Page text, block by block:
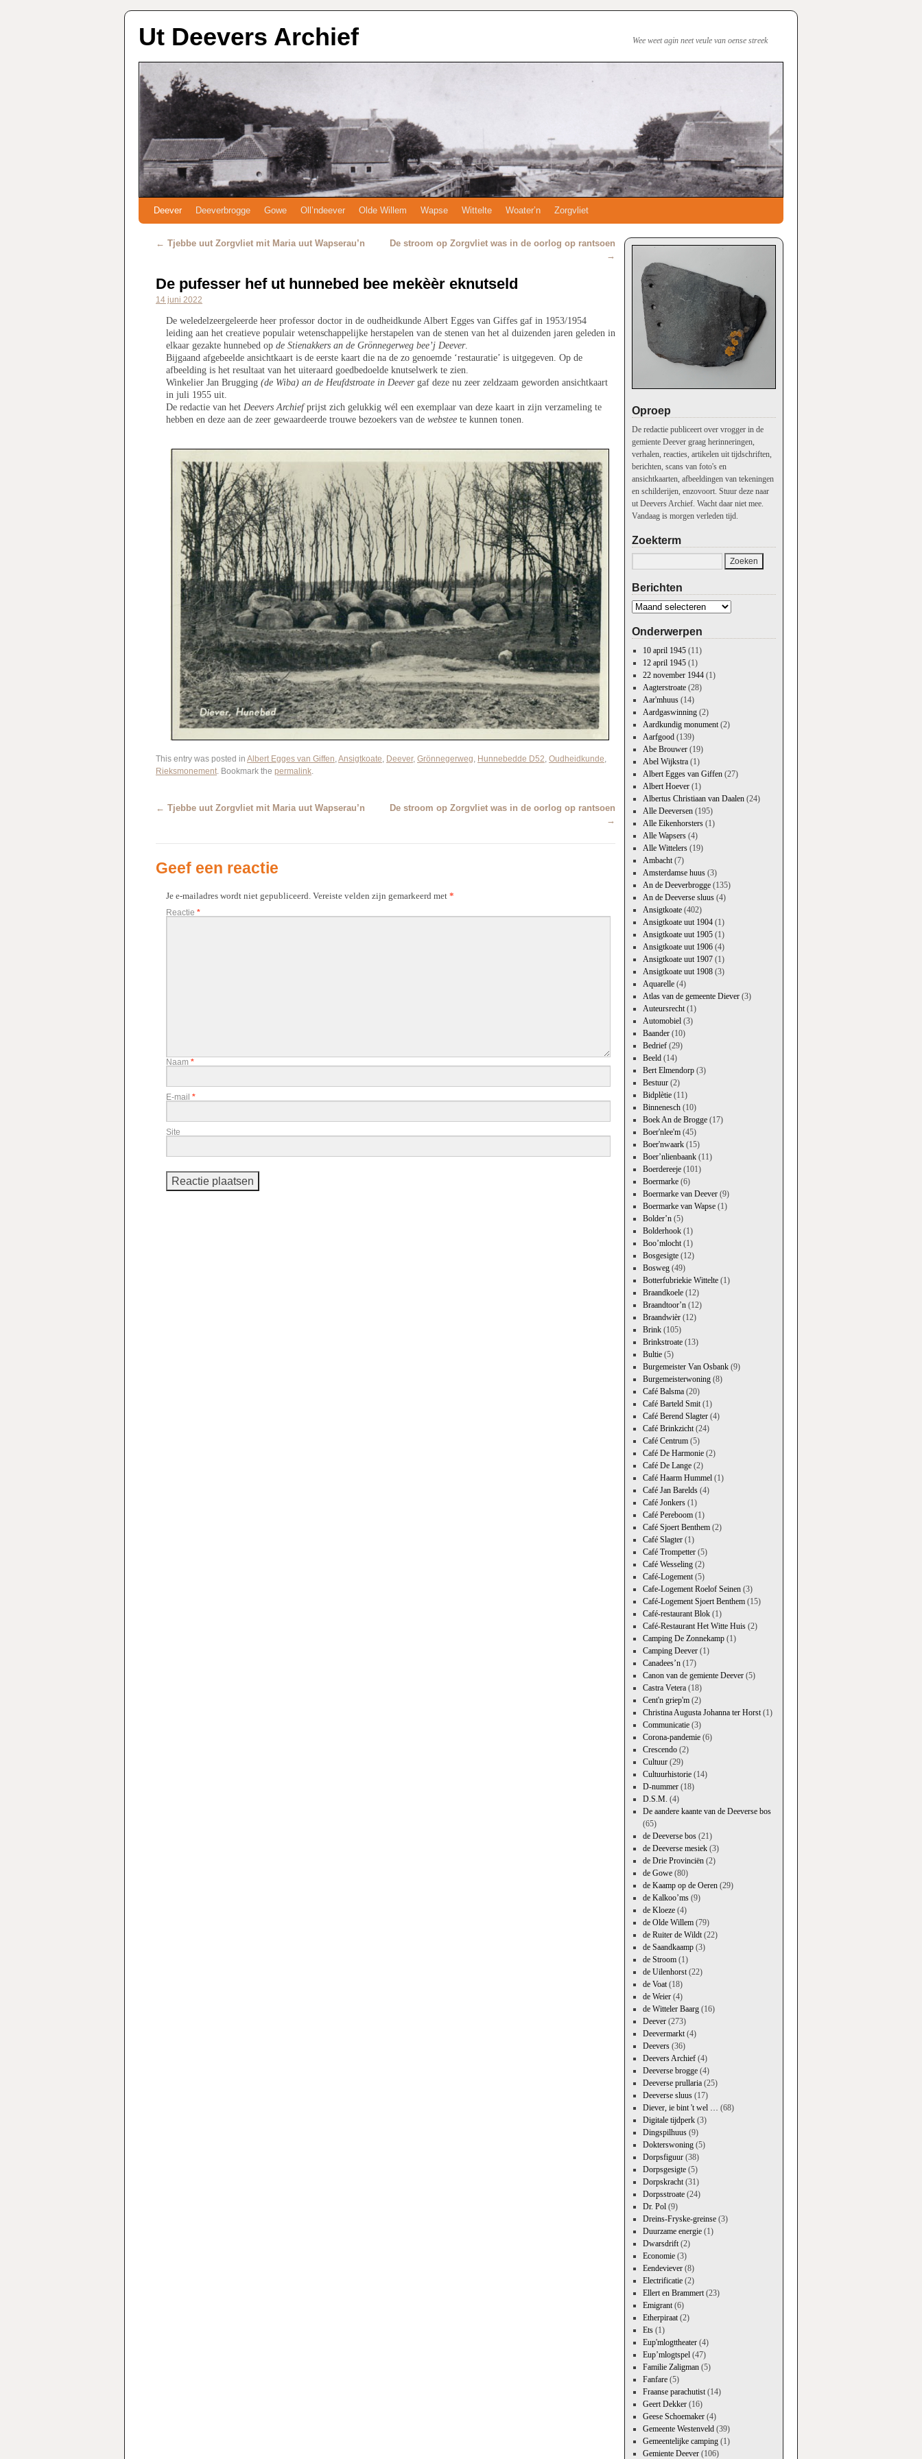
Ut Deevers Archief Wee weet agin neet veule van oense streek
Deever Deeverbrogge Gowe Oll’ndeever Olde Willem Wapse Wittelte Woater’n Zorgvliet
← Tjebbe uut Zorgvliet mit Maria uut Wapserau’n
De stroom op Zorgvliet was in de oorlog op rantsoen
→
De pufesser hef ut hunnebed bee mekèèr eknutseld
14 juni 2022
De weledelzeergeleerde heer professor doctor in de oudheidkunde Albert Egges van Giffes gaf in 1953/1954
leiding aan het creatieve populair wetenschappelijke herstapelen van de stenen van het al duizenden jaren geleden in
elkaar gezakte hunnebed op de Stienakkers an de Grönnegerweg bee’j Deever.
Bijgaand afgebeelde ansichtkaart is de eerste kaart die na de zo genoemde ‘restauratie’ is uitgegeven. Op de
afbeelding is het resultaat van het uiteraard goedbedoelde knutselwerk te zien.
Winkelier Jan Brugging (de Wiba) an de Heufdstroate in Deevergaf deze nu zeer zeldzaam geworden ansichtkaart
in juli 1955 uit.
De redactie van het Deevers Archiefprijst zich gelukkig wél een exemplaar van deze kaart in zijn verzameling te
hebben en deze aan de zeer gewaardeerde trouwe bezoekers van de webstee te kunnen tonen.
This entry was posted in Albert Egges van Giffen,Ansigtkoate, Deever, Grönnegerweg, Hunnebedde D52, Oudheidkunde,
Rieksmonement. Bookmark the permalink.
← Tjebbe uut Zorgvliet mit Maria uut Wapserau’n
De stroom op Zorgvliet was in de oorlog op rantsoen
→
Geef een reactie
Je e-mailadres wordt niet gepubliceerd. Vereiste velden zijn gemarkeerd met *
Reactie *
Naam *
E-mail *
Site
Oproep
De redactie publiceert over vrogger in de
gemiente Deever graag herinneringen,
verhalen, reacties, artikelen uit tijdschriften,
berichten, scans van foto's en
ansichtkaarten, afbeeldingen van tekeningen
en schilderijen, enzovoort. Stuur deze naar
ut Deevers Archief. Wacht daar niet mee.
Vandaag is morgen verleden tijd.
Zoekterm
Berichten
Onderwerpen
10 april 1945(11)
12 april 1945(1)
22 november 1944(1)
Aagterstroate(28)
Aar'mhuus(14)
Aardgaswinning(2)
Aardkundig monument(2)
Aarfgood(139)
Abe Brouwer(19)
Abel Wijkstra(1)
Albert Egges van Giffen(27)
Albert Hoever(1)
Albertus Christiaan van Daalen(24)
Alle Deeversen(195)
Alle Eikenhorsters(1)
Alle Wapsers(4)
Alle Wittelers(19)
Ambacht(7)
Amsterdamse huus(3)
An de Deeverbrogge(135)
An de Deeverse sluus(4)
Ansigtkoate(402)
Ansigtkoate uut 1904(1)
Ansigtkoate uut 1905(1)
Ansigtkoate uut 1906(4)
Ansigtkoate uut 1907(1)
Ansigtkoate uut 1908(3)
Aquarelle(4)
Atlas van de gemeente Diever(3)
Auteursrecht(1)
Automobiel(3)
Baander(10)
Bedrief(29)
Beeld(14)
Bert Elmendorp(3)
Bestuur(2)
Bidplètie(11)
Binnenesch(10)
Boek An de Brogge(17)
Boer'nlee'm(45)
Boer'nwaark(15)
Boer’nlienbaank(11)
Boerdereeje(101)
Boermarke(6)
Boermarke van Deever(9)
Boermarke van Wapse(1)
Bolder’n(5)
Bolderhook(1)
Boo’mlocht(1)
Bosgesigte(12)
Bosweg(49)
Botterfubriekie Wittelte(1)
Braandkoele(12)
Braandtoor’n(12)
Braandwièr(12)
Brink(105)
Brinkstroate(13)
Bultie(5)
Burgemeister Van Osbank(9)
Burgemeisterwoning(8)
Café Balsma(20)
Café Barteld Smit(1)
Café Berend Slagter(4)
Café Brinkzicht(24)
Café Centrum(5)
Café De Harmonie(2)
Café De Lange(2)
Café Haarm Hummel(1)
Café Jan Barelds(4)
Café Jonkers(1)
Café Pereboom(1)
Café Sjoert Benthem(2)
Café Slagter(1)
Café Trompetter(5)
Café Wesseling(2)
Café-Logement(5)
Cafe-Logement Roelof Seinen(3)
Café-Logement Sjoert Benthem(15)
Café-restaurant Blok(1)
Café-Restaurant Het Witte Huis(2)
Camping De Zonnekamp(1)
Camping Deever(1)
Canadees’n(17)
Canon van de gemiente Deever(5)
Castra Vetera(18)
Cent'n griep'm(2)
Christina Augusta Johanna ter Horst(1)
Communicatie(3)
Corona-pandemie(6)
Crescendo(2)
Cultuur(29)
Cultuurhistorie(14)
D-nummer(18)
D.S.M. (4)
De aandere kaante van de Deeverse bos
(65)
de Deeverse bos(21)
de Deeverse mesiek(3)
de Drie Provinciën(2)
de Gowe(80)
de Kaamp op de Oeren(29)
de Kalkoo’ms(9)
de Kloeze(4)
de Olde Willem(79)
de Ruiter de Wildt(22)
de Saandkaamp(3)
de Stroom(1)
de Uilenhorst(22)
de Voat(18)
de Weier(4)
de Witteler Baarg(16)
Deever(273)
Deevermarkt(4)
Deevers(36)
Deevers Archief(4)
Deeverse brogge(4)
Deeverse prullaria(25)
Deeverse sluus(17)
Diever, ie bint 't wel … (68)
Digitale tijdperk(3)
Dingspilhuus(9)
Dokterswoning(5)
Dorpsfiguur(38)
Dorpsgesigte(5)
Dorpskracht(31)
Dorpsstroate(24)
Dr. Pol(9)
Dreins-Fryske-greinse(3)
Duurzame energie(1)
Dwarsdrift(2)
Economie(3)
Eendeviever(8)
Electrificatie(2)
Ellert en Brammert(23)
Emigrant(6)
Etherpiraat(2)
Ets(1)
Eup'mlogttheater(4)
Eup’mlogtspel(47)
Familie Zaligman(5)
Fanfare(5)
Fraanse parachutist(14)
Geert Dekker(16)
Geese Schoemaker(4)
Gemeente Westenveld(39)
Gemeentelijke camping(1)
Gemiente Deever(106)